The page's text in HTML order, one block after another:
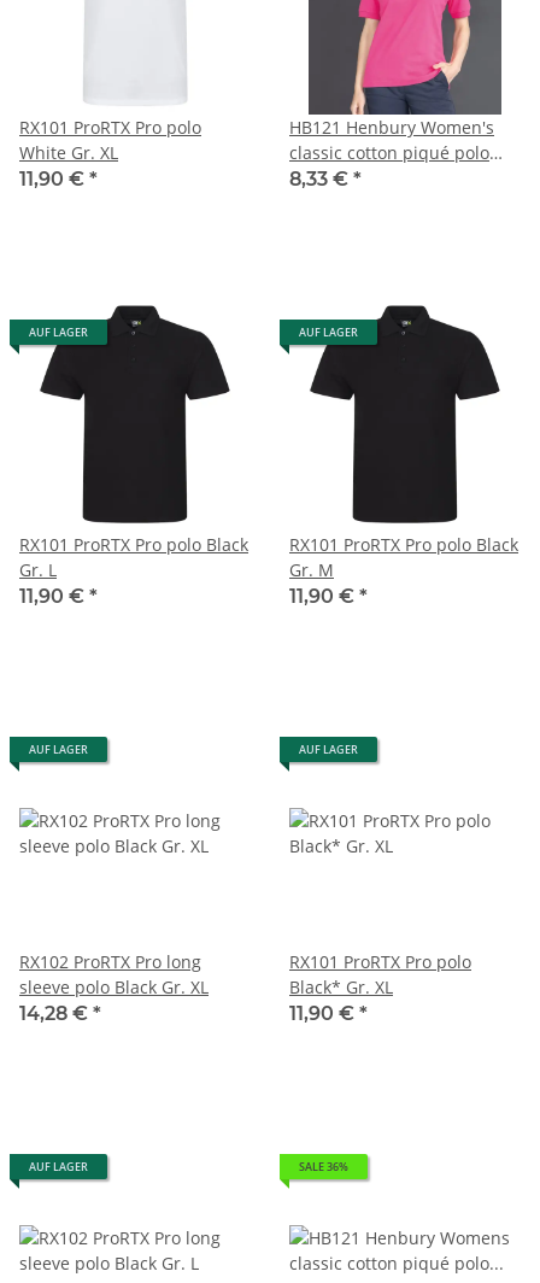
RX101 ProRTX Pro polo
White Gr. XL
11,90 € *
HB121 Henbury Women's
classic cotton piqué polo
shirt White Gr. XL
8,33 € *
AUF LAGER
RX101 ProRTX Pro polo Black
Gr. L
11,90 € *
AUF LAGER
RX101 ProRTX Pro polo Black
Gr. M
11,90 € *
AUF LAGER
RX102 ProRTX Pro long
sleeve polo Black Gr. XL
14,28 € *
AUF LAGER
RX101 ProRTX Pro polo
Black* Gr. XL
11,90 € *
AUF LAGER SALE 36%